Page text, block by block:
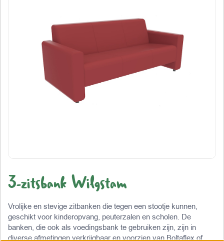
3-zitsbank Wilgstam
Vrolijke en stevige zitbanken die tegen een stootje kunnen,
geschikt voor kinderopvang, peuterzalen en scholen. De
banken, die ook als voedingsbank te gebruiken zijn, zijn in
diverse afmetingen verkrijgbaar en voorzien van Boltaflex of